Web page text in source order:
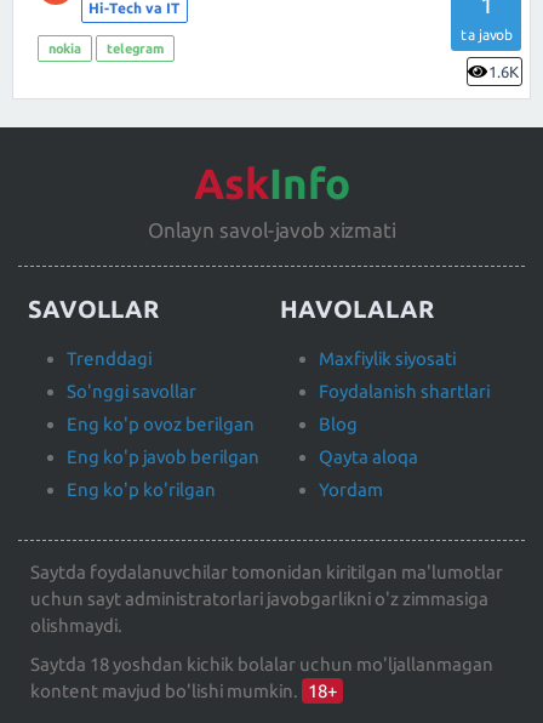
ta javob
1.6K
Hi-Tech va IT
nokia telegram
AskInfo
Onlayn savol-javob xizmati
SAVOLLAR
Trenddagi
So'nggi savollar
Eng ko'p ovoz berilgan
Eng ko'p javob berilgan
Eng ko'p ko'rilgan
HAVOLALAR
Maxfiylik siyosati
Foydalanish shartlari
Blog
Qayta aloqa
Yordam
Saytda foydalanuvchilar tomonidan kiritilgan ma'lumotlar
uchun sayt administratorlari javobgarlikni o'z zimmasiga
olishmaydi.
Saytda 18 yoshdan kichik bolalar uchun mo'ljallanmagan
kontent mavjud bo'lishi mumkin. 18+